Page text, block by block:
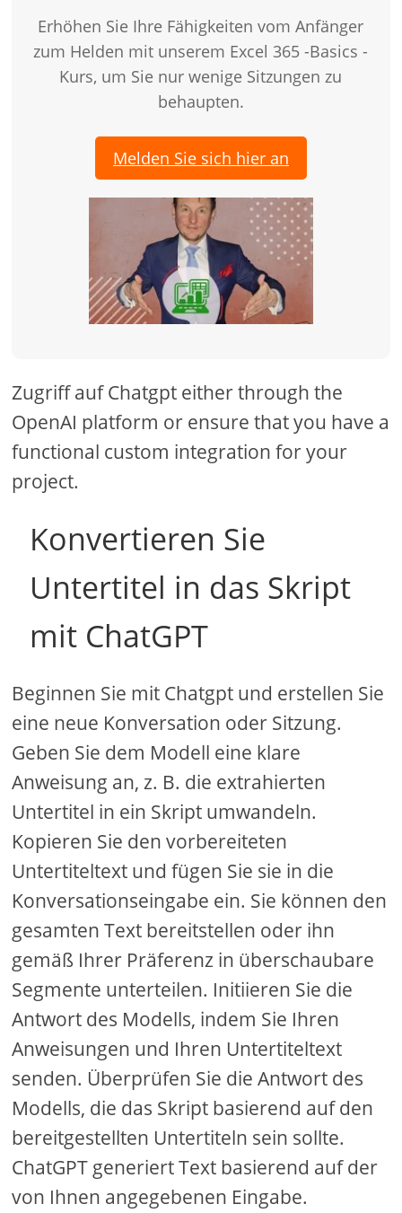
Erhöhen Sie Ihre Fähigkeiten vom Anfänger
zum Helden mit unserem Excel 365 -Basics -
Kurs, um Sie nur wenige Sitzungen zu
behaupten.
Melden Sie sich hier an
Zugriff auf Chatgpt either through the
OpenAI platform or ensure that you have a
functional custom integration for your
project.
Konvertieren Sie
Untertitel in das Skript
mit ChatGPT
Beginnen Sie mit Chatgpt und erstellen Sie
eine neue Konversation oder Sitzung.
Geben Sie dem Modell eine klare
Anweisung an, z. B. die extrahierten
Untertitel in ein Skript umwandeln.
Kopieren Sie den vorbereiteten
Untertiteltext und fügen Sie sie in die
Konversationseingabe ein. Sie können den
gesamten Text bereitstellen oder ihn
gemäß Ihrer Präferenz in überschaubare
Segmente unterteilen. Initiieren Sie die
Antwort des Modells, indem Sie Ihren
Anweisungen und Ihren Untertiteltext
senden. Überprüfen Sie die Antwort des
Modells, die das Skript basierend auf den
bereitgestellten Untertiteln sein sollte.
ChatGPT generiert Text basierend auf der
von Ihnen angegebenen Eingabe.